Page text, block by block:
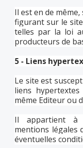
Il est en de même,
figurant sur le
telles par la loi
producteurs de
5 - Liens
Le site est
liens
même Editeur ou
Il appartient à
mentions légales
éventuelles